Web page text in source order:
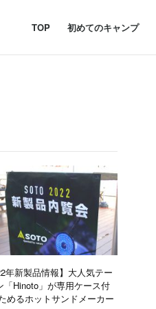
TOP 初めてのキャンプ
年新製品情報】大人気テー
「Hinoto」が専用ケース付
めるホットサンドメーカー